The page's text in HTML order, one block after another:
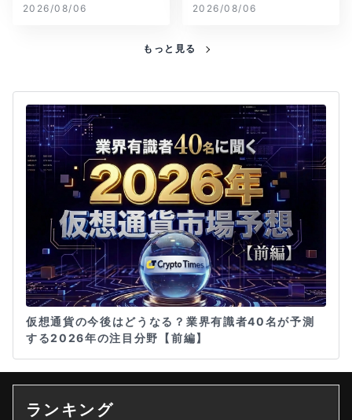
2026/08/06
念が再燃
2026/08/06
もっと見る
仮想通貨の今後はどうなる？業界有識者40名が予測
する2026年の注目分野【前編】
ランキング